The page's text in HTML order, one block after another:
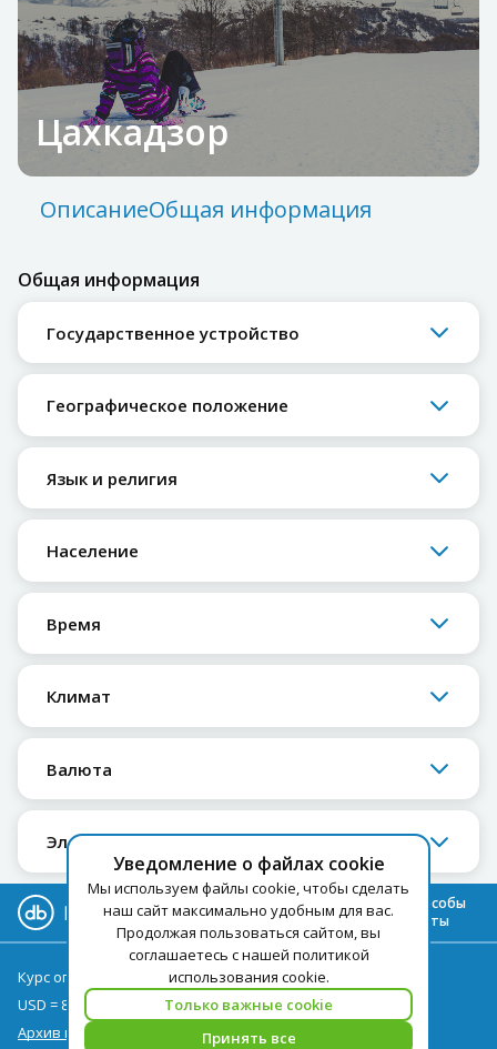
Цахкадзор
ОписаниеОбщая информация
Общая информация
Государственное устройство
Географическое положение
Язык и религия
Население
Время
Климат
Валюта
Электрическое напряжение
Уведомление о файлах cookie
Мы используем файлы cookie, чтобы сделать
наш сайт максимально удобным для вас.
Продолжая пользоваться сайтом, вы
соглашаетесь с нашей политикой
использования cookie.
Только важные cookie
Принять все
Все способы
оплаты
Курс оплаты туров на 06.08
USD = 89,10
EUR = 103,10
Архив курсов